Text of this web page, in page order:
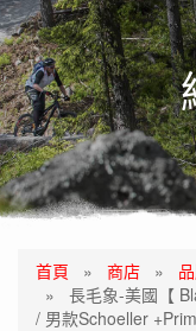
首頁 » 商店 »
» 長毛象-美國【
/ 男款Schoeller